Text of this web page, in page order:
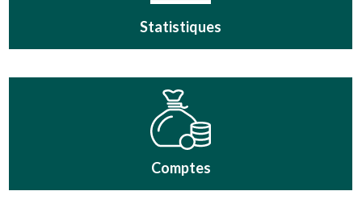
Statistiques
Comptes